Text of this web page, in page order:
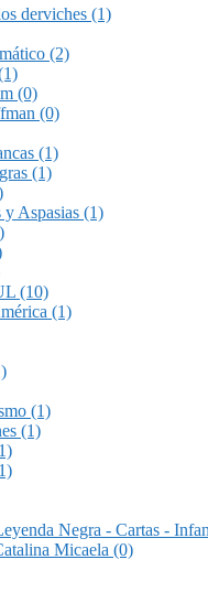
derviches (1)
(2)
(0)
(0)
(1)
(1)
y Aspasias (1)
(10)
(1)
(1)
(1)
Negra - Cartas -
Micaela (0)